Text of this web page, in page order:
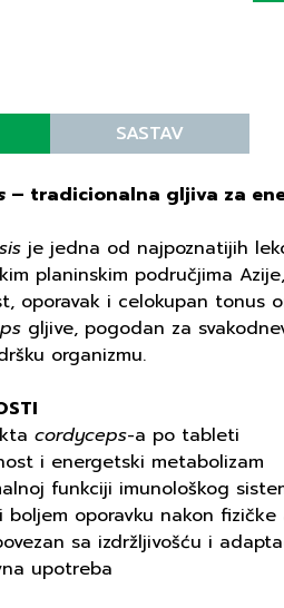
SASTAV
– tradicionalna gljiva za
je jedna od najpoznatijih
planinskim područjima
oporavak i celokupan tonus
gljive, pogodan za
organizmu.
cordyceps-a po tableti
i energetski metabolizam
funkciji imunološkog
oporavku nakon
sa izdržljivošću i
upotreba